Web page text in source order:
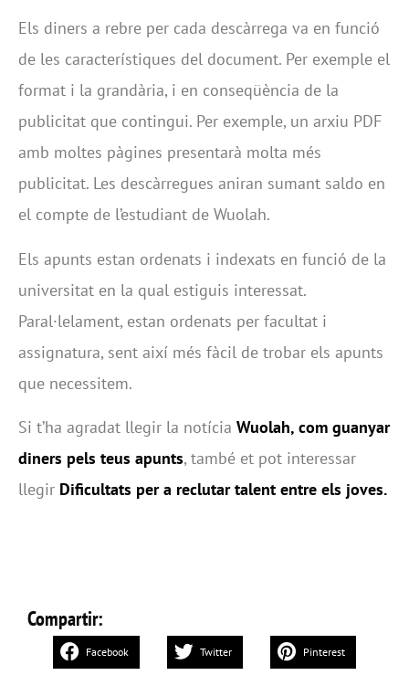
Els diners a rebre per cada descàrrega va en funció
de les característiques del document. Per exemple el
format i la grandària, i en conseqüència de la
publicitat que contingui. Per exemple, un arxiu PDF
amb moltes pàgines presentarà molta més
publicitat. Les descàrregues aniran sumant saldo en
el compte de l’estudiant de Wuolah.
Els apunts estan ordenats i indexats en funció de la
universitat en la qual estiguis interessat.
Paral·lelament, estan ordenats per facultat i
assignatura, sent així més fàcil de trobar els apunts
que necessitem.
Si t’ha agradat llegir la notícia Wuolah, com guanyar
diners pels teus apunts, també et pot interessar
llegir Dificultats per a reclutar talent entre els joves.
Compartir:
Facebook Twitter Pinterest